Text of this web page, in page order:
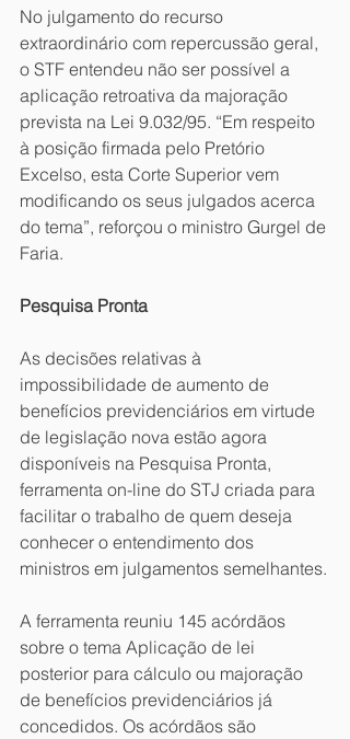
No julgamento do recurso
extraordinário com repercussão geral,
o STF entendeu não ser possível a
aplicação retroativa da majoração
prevista na Lei 9.032/95. “Em respeito
à posição firmada pelo Pretório
Excelso, esta Corte Superior vem
modificando os seus julgados acerca
do tema”, reforçou o ministro Gurgel de
Faria.
Pesquisa Pronta
As decisões relativas à
impossibilidade de aumento de
benefícios previdenciários em virtude
de legislação nova estão agora
disponíveis na Pesquisa Pronta,
ferramenta on-line do STJ criada para
facilitar o trabalho de quem deseja
conhecer o entendimento dos
ministros em julgamentos semelhantes.
A ferramenta reuniu 145 acórdãos
sobre o tema Aplicação de lei
posterior para cálculo ou majoração
de benefícios previdenciários já
concedidos. Os acórdãos são